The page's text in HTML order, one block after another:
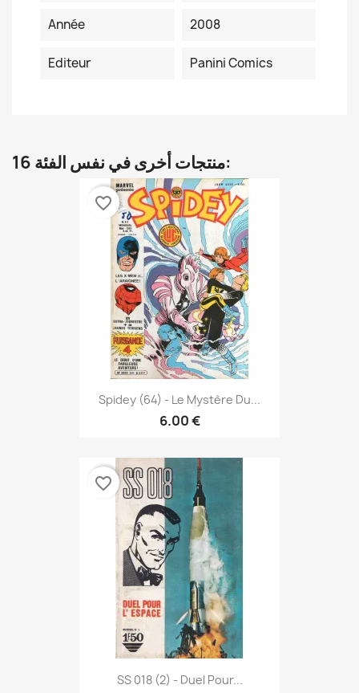
Année 2008
Editeur Panini Comics
16 منتجات أخرى في نفس الفئة:
Spidey (64) - Le Mystère Du...
6.00 €
favorite_border
SS 018 (2) - Duel Pour...
favorite_border